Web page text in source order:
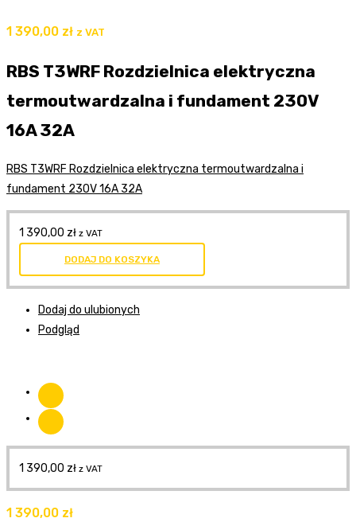
1 390,00 zł z VAT
RBS T3WRF Rozdzielnica elektryczna
termoutwardzalna i fundament 230V
16A 32A
RBS T3WRF Rozdzielnica elektryczna termoutwardzalna i
fundament 230V 16A 32A
1 390,00 zł z VAT
DODAJ DO KOSZYKA
Dodaj do ulubionych
Podgląd
1 390,00 zł z VAT
1 390,00 zł